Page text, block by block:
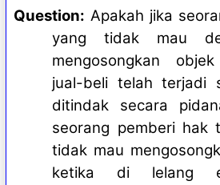
Question: Apakah jika
yang tidak mau
mengosongkan
jual-beli telah terjadi
ditindak secara
seorang pemberi hak
tidak mau
ketika di lelang